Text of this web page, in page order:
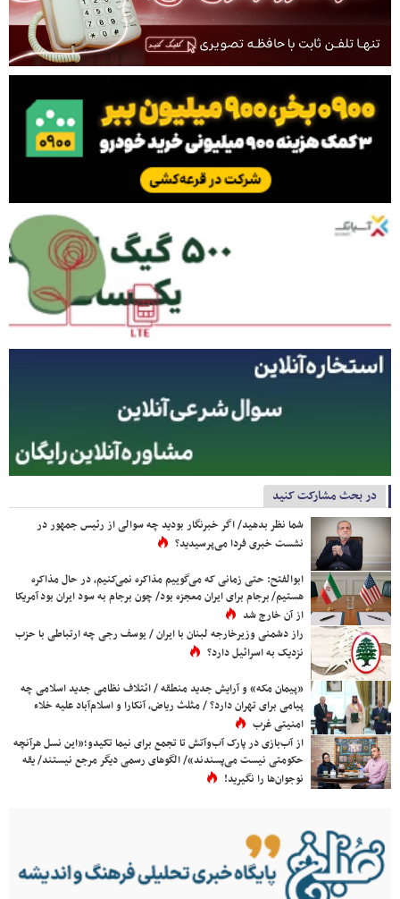
در بحث مشارکت کنید
شما نظر بدهید/ اگر خبرنگار بودید چه سوالی از رئیس جمهور در
نشست خبری فردا می‌پرسیدید؟
ابوالفتح: حتی زمانی که می‌گوییم مذاکره نمی‌کنیم، در حال مذاکره
هستیم/ برجام برای ایران معجزه بود/ چون برجام به سود ایران بود آمریکا
از آن خارج شد
راز دشمنی وزیرخارجه لبنان با ایران / یوسف رجی چه ارتباطی با حزب
نزدیک به اسرائیل دارد؟
«پیمان مکه» و آرایش جدید منطقه / ائتلاف نظامی جدید اسلامی چه
پیامی برای تهران دارد؟ / مثلث ریاض، آنکارا و اسلام‌آباد علیه خلاء
امنیتی غرب
از آب‌بازی در پارک آب‌وآتش تا تجمع برای نیما تکیدو؛«این نسل هرآنچه
حکومتی نیست می‌پسندند»/ الگوهای رسمی دیگر مرجع نیستند/ یقه
نوجوان‌ها را نگیرید!